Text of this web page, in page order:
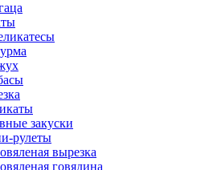
закуски
рулеты
вырезка
говядина